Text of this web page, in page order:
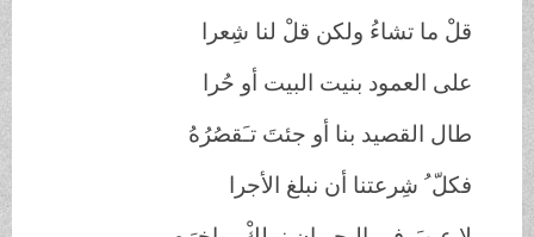
قلْ ما تشاءُ ولكن قلْ لنا شِعرا
على العمود بنيت البيت أو حُرا
طال القصيد بنا أو جئتَ تـَقصُرُهُ
فكلّ ُ شِرعتنا أن نبلغ الأجرا